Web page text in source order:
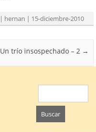
| hernan | 15-diciembre-2010
Un trío insospechado – 2 →